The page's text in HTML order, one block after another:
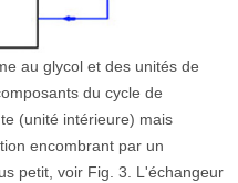
au glycol et des unités de
du cycle de
(unité intérieure) mais
encombrant par un
petit, voir Fig. 3. L'échangeur